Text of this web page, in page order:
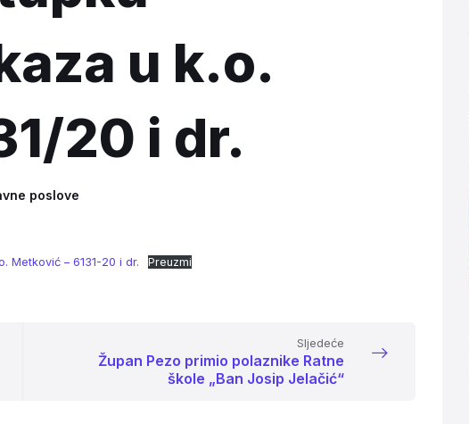
u k.o.
20 i dr.
poslove
Metković – 6131-20 i dr. Preuzmi
Sljedeće
Župan Pezo primio polaznike Ratne
škole „Ban Josip Jelačić“